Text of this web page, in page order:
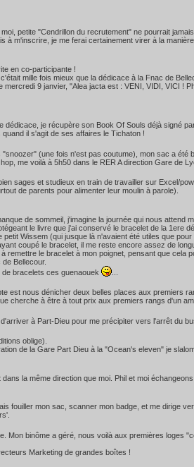
petite "Cendrillon du recrutement" ne pourrait
m'inscrire, je me ferai certainement virer à la
en co-participante !
mille fois mieux que la dédicace à la Fnac de
9 janvier, "Alea jacta est : VENI, VIDI, VICI !
dédicace, je récupère son Book Of Souls déjà signé
il s'agit de ses affaires le Tichaton !
(une fois n'est pas coutume), mon sac a été
me voilà à 5h50 dans le RER A direction Gare de
sages et studieux en train de travailler sur Excel/
de parents pour alimenter leur moulin à parole).
de sommeil, j'imagine la journée qui nous attend
le livre que j'ai conservé le bracelet de la 1ere
Wissem (qui jusque là n'avaient été utiles que
coupé le bracelet, il me reste encore assez de
remettre le bracelet à mon poignet, pensant que cela
Bellecour.
bracelets ces guenaouek
est nous dénicher deux belles places aux premiers
cherche à être à tout prix aux premiers rangs d'un
à Part-Dieu pour me précipiter vers l'arrêt du
oblige).
de la Gare Part Dieu à la "Ocean's eleven" je
la même direction que moi. Phil et moi
fouiller mon sac, scanner mon badge, et me dirige
Mon binôme a géré, nous voilà aux premières loges
Marketing de grandes boîtes !